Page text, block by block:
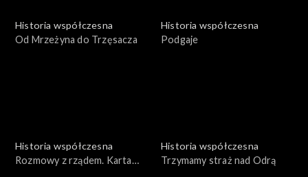
Historia współczesna
Od Mrzeżyna do Trzęsacza
Historia współczesna
Podgaje
Historia współczesna
Rozmowy z rządem. Karta
Historia współczesna
Trzymamy straż nad Odrą